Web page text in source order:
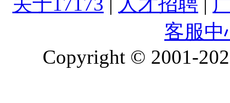
客服中
Copyright © 2001-